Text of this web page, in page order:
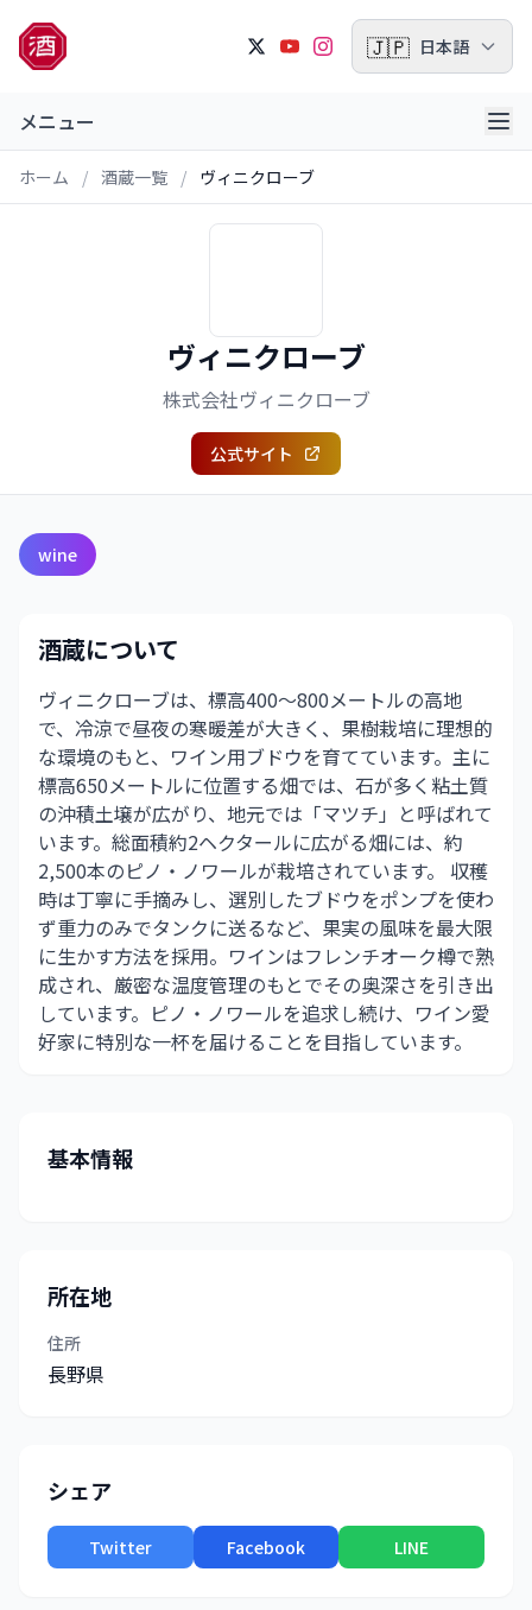
🇯🇵 日本語
メニュー
ホーム / 酒蔵一覧 / ヴィニクローブ
ヴィニクローブ
株式会社ヴィニクローブ
公式サイト
wine
酒蔵について
ヴィニクローブは、標高400～800メートルの高地
で、冷涼で昼夜の寒暖差が大きく、果樹栽培に理想的
な環境のもと、ワイン用ブドウを育てています。主に
標高650メートルに位置する畑では、石が多く粘土質
の沖積土壌が広がり、地元では「マツチ」と呼ばれて
います。総面積約2ヘクタールに広がる畑には、約
2,500本のピノ・ノワールが栽培されています。 収穫
時は丁寧に手摘みし、選別したブドウをポンプを使わ
ず重力のみでタンクに送るなど、果実の風味を最大限
に生かす方法を採用。ワインはフレンチオーク樽で熟
成され、厳密な温度管理のもとでその奥深さを引き出
しています。ピノ・ノワールを追求し続け、ワイン愛
好家に特別な一杯を届けることを目指しています。
基本情報
所在地
住所
長野県
シェア
Twitter Facebook LINE